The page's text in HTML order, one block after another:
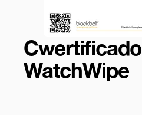
Cwertificado
WatchWipe